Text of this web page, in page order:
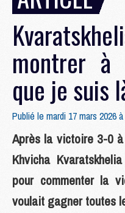
montrer à
que je suis
Publié le mardi 17 mars 2026
Après la victoire 3-0
Khvicha
pour commenter la
voulait gagner toutes